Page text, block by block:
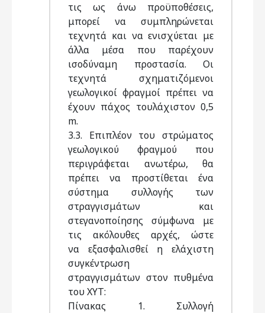
τις ως άνω προϋποθέσεις,
μπορεί να συμπληρώνεται
τεχνητά και να ενισχύεται με
άλλα μέσα που παρέχουν
ισοδύναμη προστασία. Οι
τεχνητά σχηματιζόμενοι
γεωλογικοί φραγμοί πρέπει να
έχουν πάχος τουλάχιστον 0,5
m.
3.3. Επιπλέον του στρώματος
γεωλογικού φραγμού που
περιγράφεται ανωτέρω, θα
πρέπει να προστίθεται ένα
σύστημα συλλογής των
στραγγισμάτων και
στεγανοποίησης σύμφωνα με
τις ακόλουθες αρχές, ώστε
να εξασφαλισθεί η ελάχιστη
συγκέντρωση
στραγγισμάτων στον πυθμένα
του ΧΥΤ:
Πίνακας 1. Συλλογή